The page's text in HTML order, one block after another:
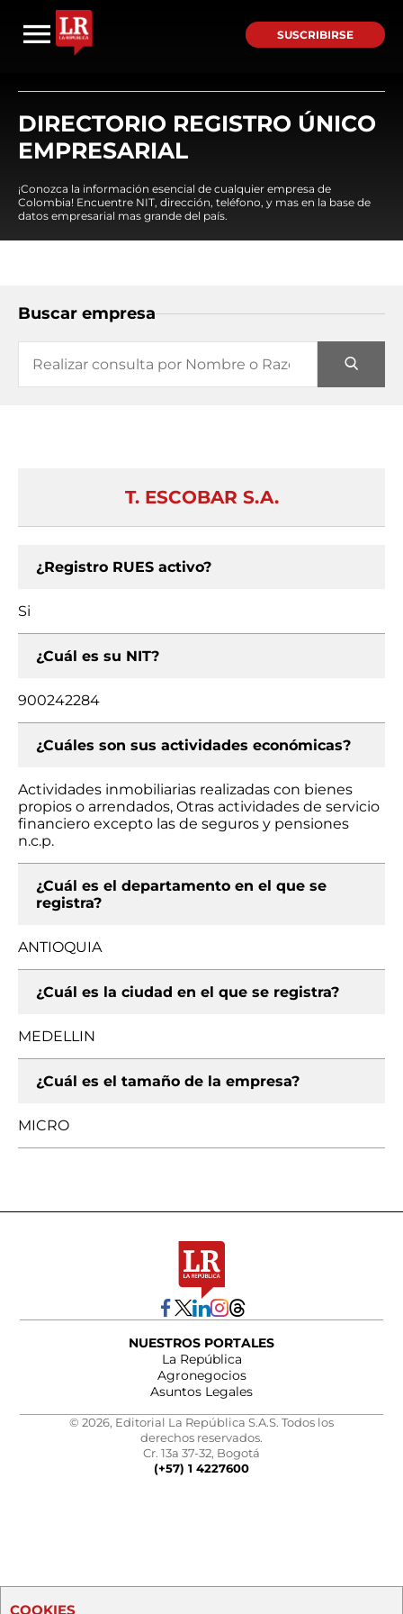
SUSCRIBIRSE
DIRECTORIO REGISTRO ÚNICO
EMPRESARIAL
¡Conozca la información esencial de cualquier empresa de
Colombia! Encuentre NIT, dirección, teléfono, y mas en la base de
datos empresarial mas grande del país.
Buscar empresa
T. ESCOBAR S.A.
¿Registro RUES activo?
Si
¿Cuál es su NIT?
900242284
¿Cuáles son sus actividades económicas?
Actividades inmobiliarias realizadas con bienes
propios o arrendados, Otras actividades de servicio
financiero excepto las de seguros y pensiones
n.c.p.
¿Cuál es el departamento en el que se
registra?
ANTIOQUIA
¿Cuál es la ciudad en el que se registra?
MEDELLIN
¿Cuál es el tamaño de la empresa?
MICRO
NUESTROS PORTALES
La República
Agronegocios
Asuntos Legales
© 2026, Editorial La República S.A.S. Todos los
derechos reservados.
Cr. 13a 37-32, Bogotá
(+57) 1 4227600
COOKIES